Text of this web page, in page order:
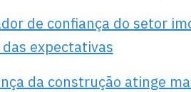
de confiança do setor
expectativas
da construção atinge